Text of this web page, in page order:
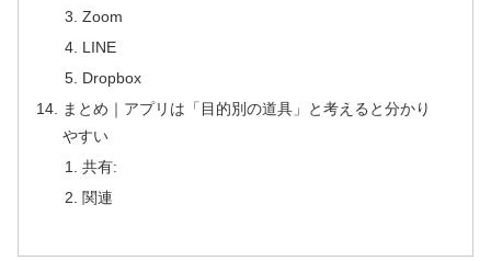
Zoom
LINE
Dropbox
まとめ｜アプリは「目的別の道具」と考えると分かり
やすい
共有:
関連